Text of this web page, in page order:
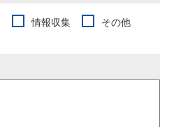
情報収集 その他